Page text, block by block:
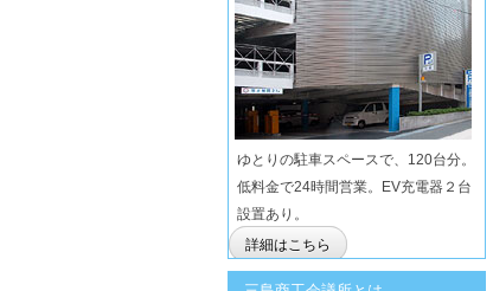
ゆとりの駐車スペースで、120台分。
低料金で24時間営業。EV充電器２台
設置あり。
詳細はこちら